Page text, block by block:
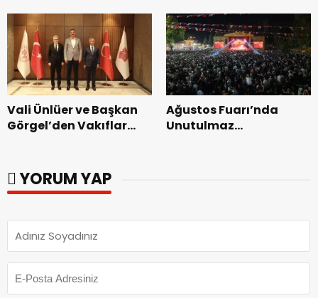
dönemin ön kayıtları
başladı.
Vali Ünlüer ve Başkan
Görgel’den Vakıflar
Ağustos Fuarı’nda
Unutulmaz
YORUM YAP